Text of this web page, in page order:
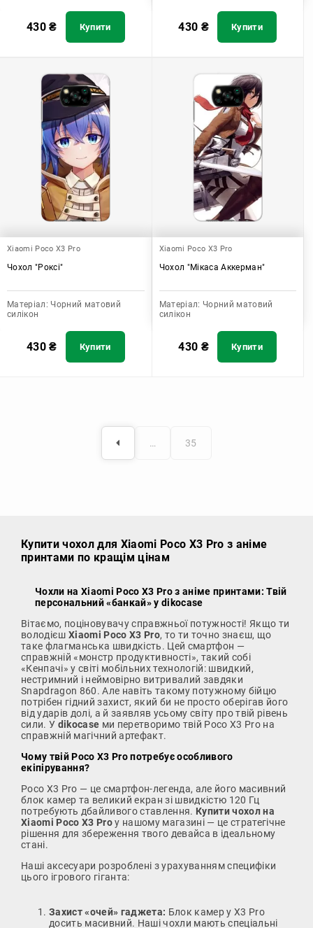
430₴ Купити 430 ₴ Купити
Xiaomi Poco X3 Pro
Чохол "Роксі"
Матеріал: Чорний матовий
силікон
430₴ Купити
Xiaomi Poco X3 Pro
Чохол "Мікаса Аккерман"
Матеріал: Чорний матовий
силікон
430 ₴ Купити
… 35
Купити чохол для Xiaomi Poco X3 Pro з аніме
принтами по кращім цінам
Чохли на Xiaomi Poco X3 Pro з аніме принтами: Твій
персональний «банкай» у dikocase
Вітаємо, поціновувачу справжньої потужності! Якщо ти
володієш Xiaomi Poco X3 Pro, то ти точно знаєш, що
таке флагманська швидкість. Цей смартфон —
справжній «монстр продуктивності», такий собі
«Кенпачі» у світі мобільних технологій: швидкий,
нестримний і неймовірно витривалий завдяки
Snapdragon 860. Але навіть такому потужному бійцю
потрібен гідний захист, який би не просто оберігав його
від ударів долі, а й заявляв усьому світу про твій рівень
сили. У dikocase ми перетворимо твій Poco X3 Pro на
справжній магічний артефакт.
Чому твій Poco X3 Pro потребує особливого
екіпірування?
Poco X3 Pro — це смартфон-легенда, але його масивний
блок камер та великий екран зі швидкістю 120 Гц
потребують дбайливого ставлення. Купити чохол на
Xiaomi Poco X3 Proу нашому магазині — це стратегічне
рішення для збереження твого девайса в ідеальному
стані.
Наші аксесуари розроблені з урахуванням специфіки
цього ігрового гіганта:
Захист «очей» гаджета: Блок камер у X3 Pro
досить масивний. Наші чохли мають спеціальні